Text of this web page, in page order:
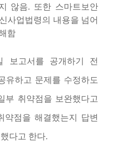
않음. 또한 스마트보안
사업법령의 내용을 넘어
함
보고서를 공개하기 전
유하고 문제를 수정하도
부 취약점을 보완했다고
약점을 해결했는지 답변
다고 한다.